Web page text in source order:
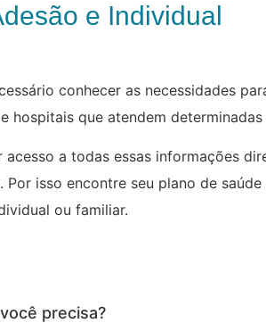
e Individual
conhecer as necessidades
hospitais que atendem
a todas essas informações
isso encontre seu plano de
ou familiar.
precisa?